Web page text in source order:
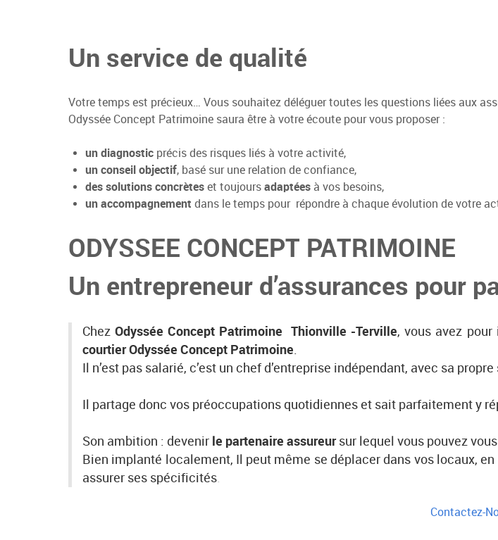
Un service de qualité
Votre temps est précieux… Vous souhaitez déléguer toutes les questions liées aux
Odyssée Concept Patrimoine saura être à votre écoute pour vous proposer :
un diagnostic précis des risques liés à votre activité,
un conseil objectif, basé sur une relation de confiance,
des solutions concrètes et toujours adaptées à vos besoins,
un accompagnement dans le temps pour répondre à chaque évolution de votre
ODYSSEE CONCEPT PATRIMOINE
Un entrepreneur d’assurances pour
ChezOdyssée Concept Patrimoine Thionville -Terville, vous avez
courtier Odyssée Concept Patrimoine.
Il n’est pas salarié, c’est un chef d’entreprise indépendant, avec sa
Il partage donc vos préoccupations quotidiennes et sait parfaitement y
Son ambition : devenir le partenaire assureursur lequel vous pouvez
Bien implanté localement, Il peut même se déplacer dans vos locaux,
assurer ses spécificités.
Contactez-